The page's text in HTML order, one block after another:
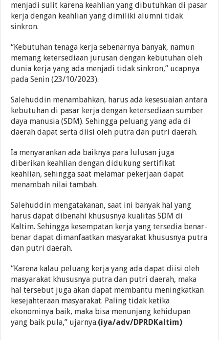
menjadi sulit karena keahlian yang dibutuhkan di pasar
kerja dengan keahlian yang dimiliki alumni tidak
sinkron.
“Kebutuhan tenaga kerja sebenarnya banyak, namun
memang ketersediaan jurusan dengan kebutuhan oleh
dunia kerja yang ada menjadi tidak sinkron,” ucapnya
pada Senin (23/10/2023).
Salehuddin menambahkan, harus ada kesesuaian antara
kebutuhan di pasar kerja dengan ketersediaan sumber
daya manusia (SDM). Sehingga peluang yang ada di
daerah dapat serta diisi oleh putra dan putri daerah.
Ia menyarankan ada baiknya para lulusan juga
diberikan keahlian dengan didukung sertifikat
keahlian, sehingga saat melamar pekerjaan dapat
menambah nilai tambah.
Salehuddin mengatakanan, saat ini banyak hal yang
harus dapat dibenahi khususnya kualitas SDM di
Kaltim. Sehingga kesempatan kerja yang tersedia benar-
benar dapat dimanfaatkan masyarakat khususnya putra
dan putri daerah.
“Karena kalau peluang kerja yang ada dapat diisi oleh
masyarakat khususnya putra dan putri daerah, maka
hal tersebut juga akan dapat membantu meningkatkan
kesejahteraan masyarakat. Paling tidak ketika
ekonominya baik, maka bisa menunjang kehidupan
yang baik pula,” ujarnya.(iya/adv/DPRDKaltim)